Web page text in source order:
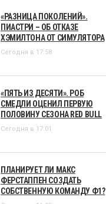
«РАЗНИЦА ПОКОЛЕНИЙ».
ПИАСТРИ – ОБ ОТКАЗЕ
ХЭМИЛТОНА ОТ СИМУЛЯТОРА
Сегодня в 17:58
«ПЯТЬ ИЗ ДЕСЯТИ». РОБ
СМЕДЛИ ОЦЕНИЛ ПЕРВУЮ
ПОЛОВИНУ СЕЗОНА RED BULL
Сегодня в 17:01
ПЛАНИРУЕТ ЛИ МАКС
ФЕРСТАППЕН СОЗДАТЬ
СОБСТВЕННУЮ КОМАНДУ Ф1?